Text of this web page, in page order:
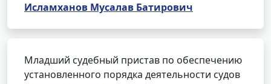
Исламханов Мусалав Батирович
Младший судебный пристав по обеспечению
установленного порядка деятельности судов